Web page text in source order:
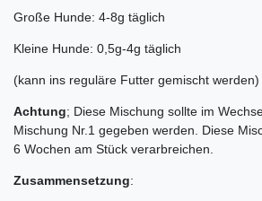
Große Hunde: 4-8g täglich
Kleine Hunde: 0,5g-4g täglich
(kann ins reguläre Futter gemischt werden)
Achtung; Diese Mischung sollte im
Mischung Nr.1 gegeben werden. Diese
6 Wochen am Stück verarbreichen.
Zusammensetzung: